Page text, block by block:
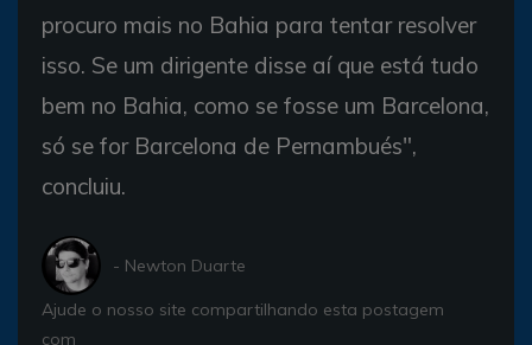
procuro mais no Bahia para tentar resolver
isso. Se um dirigente disse aí que está tudo
bem no Bahia, como se fosse um Barcelona,
só se for Barcelona de Pernambués",
concluiu.
- Newton Duarte
Ajude o nosso site compartilhando esta postagem
com